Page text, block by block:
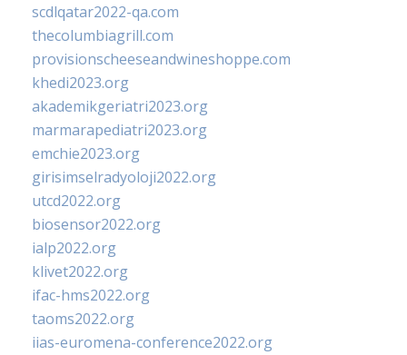
scdlqatar2022-qa.com
thecolumbiagrill.com
provisionscheeseandwineshoppe.com
khedi2023.org
akademikgeriatri2023.org
marmarapediatri2023.org
emchie2023.org
girisimselradyoloji2022.org
utcd2022.org
biosensor2022.org
ialp2022.org
klivet2022.org
ifac-hms2022.org
taoms2022.org
iias-euromena-conference2022.org